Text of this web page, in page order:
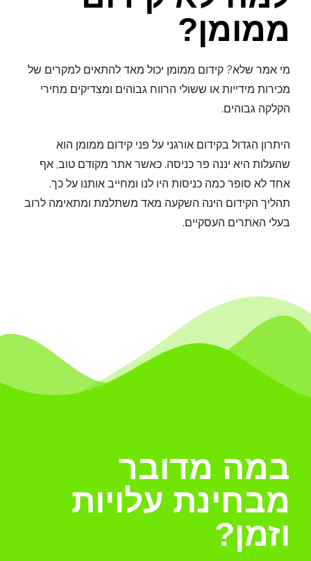
ממומן?
מי אמר שלא? קידום ממומן יכול מאד להתאים למקרים של
מכירות מידייות או ששולי הרווח גבוהים ומצדיקים מחירי
הקלקה גבוהים.
היתרון הגדול בקידום אורגני על פני קידום ממומן הוא
שהעלות היא יננה פר כניסה. כאשר אתר מקודם טוב, אף
אחד לא סופר כמה כניסות היו לנו ומחייב אותנו על כך.
תהליך הקידום הינה השקעה מאד משתלמת ומתאימה לרוב
בעלי האתרים העסקיים.
במה מדובר
מבחינת עלויות
וזמן?